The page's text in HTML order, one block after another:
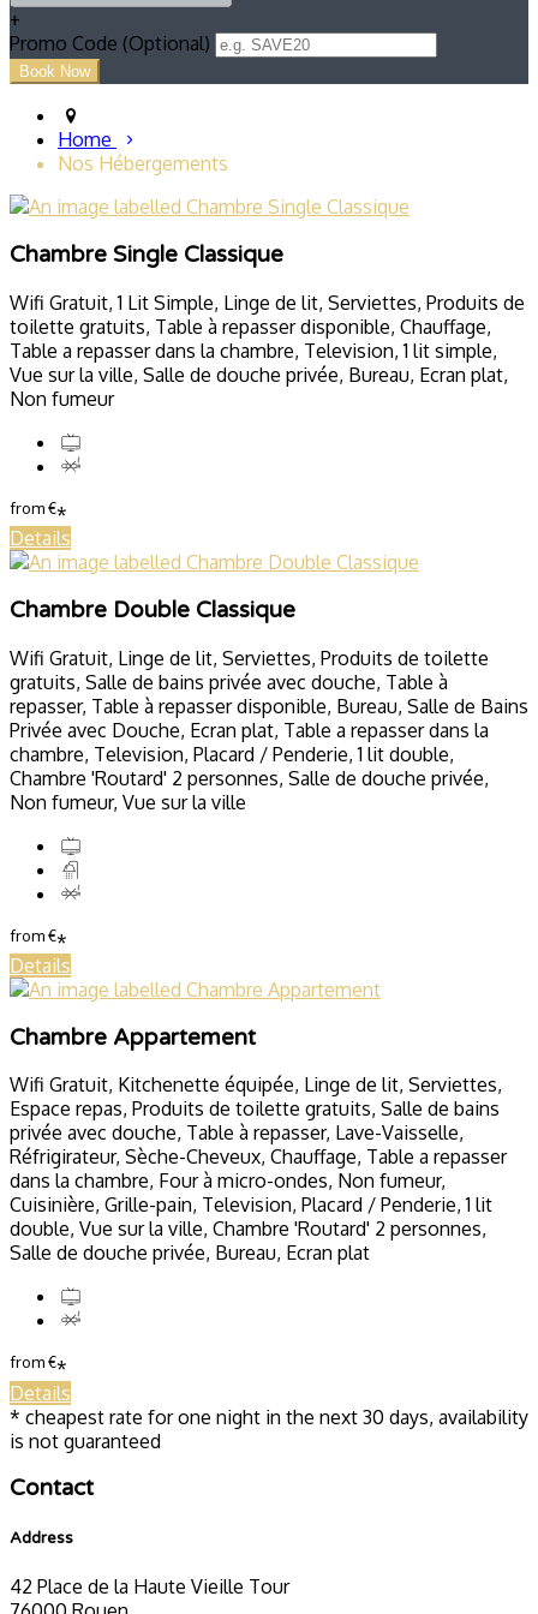
+
Promo Code (Optional)
Home
Nos Hébergements
Chambre Single Classique
Wifi Gratuit, 1 Lit Simple, Linge de lit, Serviettes, Produits de
toilette gratuits, Table à repasser disponible, Chauffage,
Table a repasser dans la chambre, Television, 1 lit simple,
Vue sur la ville, Salle de douche privée, Bureau, Ecran plat,
Non fumeur
from€*
Details
Chambre Double Classique
Wifi Gratuit, Linge de lit, Serviettes, Produits de toilette
gratuits, Salle de bains privée avec douche, Table à
repasser, Table à repasser disponible, Bureau, Salle de Bains
Privée avec Douche, Ecran plat, Table a repasser dans la
chambre, Television, Placard / Penderie, 1 lit double,
Chambre 'Routard' 2 personnes, Salle de douche privée,
Non fumeur, Vue sur la ville
from€*
Details
Chambre Appartement
Wifi Gratuit, Kitchenette équipée, Linge de lit, Serviettes,
Espace repas, Produits de toilette gratuits, Salle de bains
privée avec douche, Table à repasser, Lave-Vaisselle,
Réfrigirateur, Sèche-Cheveux, Chauffage, Table a repasser
dans la chambre, Four à micro-ondes, Non fumeur,
Cuisinière, Grille-pain, Television, Placard / Penderie, 1 lit
double, Vue sur la ville, Chambre 'Routard' 2 personnes,
Salle de douche privée, Bureau, Ecran plat
from€*
Details
* cheapest rate for one night in the next 30 days, availability
is not guaranteed
Contact
Address
42 Place de la Haute Vieille Tour